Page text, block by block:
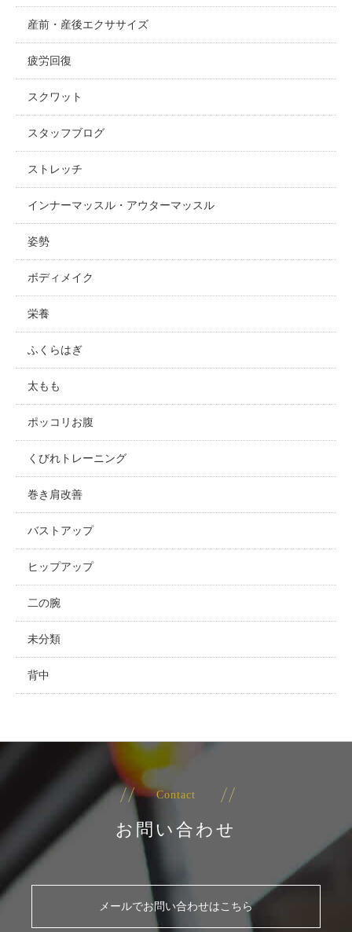
産前・産後エクササイズ
疲労回復
スクワット
スタッフブログ
ストレッチ
インナーマッスル・アウターマッスル
姿勢
ボディメイク
栄養
ふくらはぎ
太もも
ポッコリお腹
くびれトレーニング
巻き肩改善
バストアップ
ヒップアップ
二の腕
未分類
背中
Contact
お問い合わせ
メールでお問い合わせはこちら